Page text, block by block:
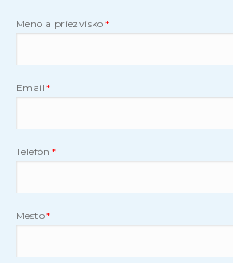
Meno a priezvisko
Email
Telefón
Mesto